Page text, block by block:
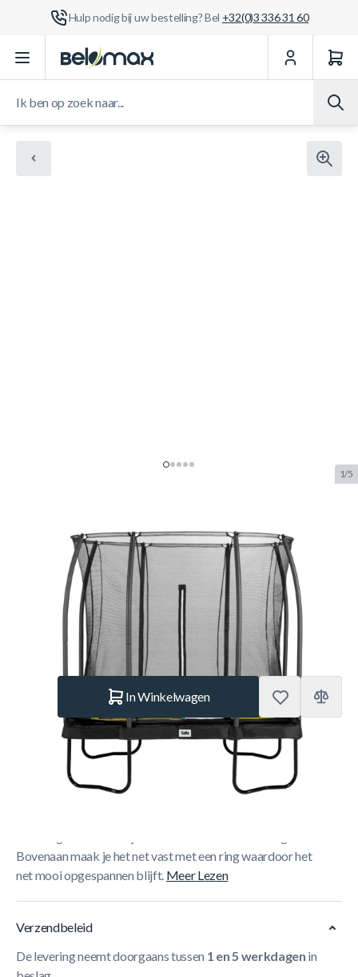
Hulp nodig bij uw bestelling? Bel +32(0)3 336 31 60
Ga naar de inhoud
1/5
Salta Comfort Edition 214x 305
Zwart Trampoline +
Veiligheidsnet
SALTA.5092A Merk: Salta
€ 499.– Op voorraad
In Winkelwagen
Korte Beschrijving
De Salta Comfort Edition Trampoline is een veilige
Bovenaan maak je het net vast met een ring waardoor het
net mooi opgespannen blijft. Meer Lezen
Verzendbeleid
De levering neemt doorgaans tussen 1 en 5 werkdagen in